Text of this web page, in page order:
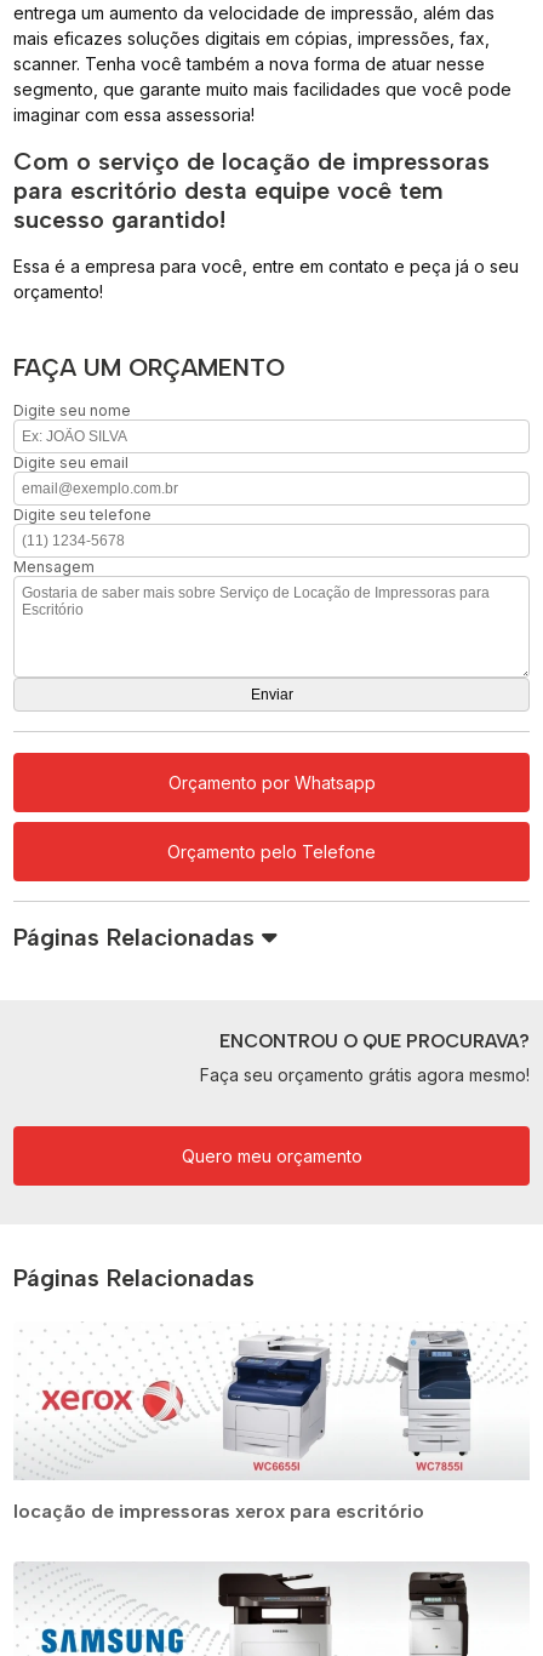
entrega um aumento da velocidade de impressão, além das
mais eficazes soluções digitais em cópias, impressões, fax,
scanner. Tenha você também a nova forma de atuar nesse
segmento, que garante muito mais facilidades que você pode
imaginar com essa assessoria!
Com o serviço de locação de impressoras
para escritório desta equipe você tem
sucesso garantido!
Essa é a empresa para você, entre em contato e peça já o seu
orçamento!
FAÇA UM ORÇAMENTO
Digite seu nome
Digite seu email
Digite seu telefone
Mensagem
Orçamento por Whatsapp
Orçamento pelo Telefone
Páginas Relacionadas
ENCONTROU O QUE PROCURAVA?
Faça seu orçamento grátis agora mesmo!
Quero meu orçamento
Páginas Relacionadas
locação de impressoras xerox para escritório